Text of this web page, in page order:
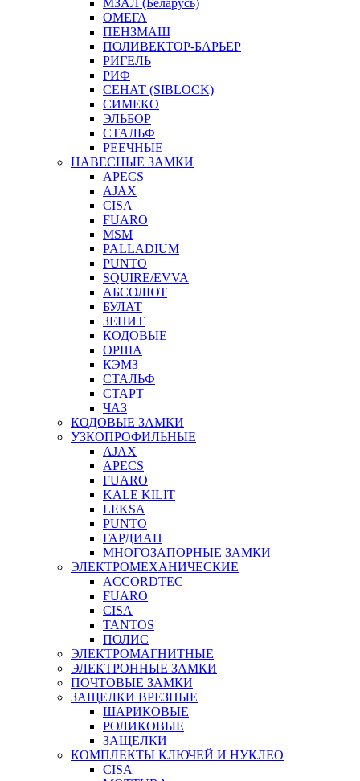
ОМЕГА
ПЕНЗМАШ
ПОЛИВЕКТОР-БАРЬЕР
РИГЕЛЬ
РИФ
СЕНАТ (SIBLOCK)
СИМЕКО
ЭЛЬБОР
СТАЛЬФ
РЕЕЧНЫЕ
НАВЕСНЫЕ ЗАМКИ
APECS
AJAX
CISA
FUARO
MSM
PALLADIUM
PUNTO
SQUIRE/EVVA
АБСОЛЮТ
БУЛАТ
ЗЕНИТ
КОДОВЫЕ
ОРША
КЭМЗ
СТАЛЬФ
СТАРТ
ЧАЗ
КОДОВЫЕ ЗАМКИ
УЗКОПРОФИЛЬНЫЕ
AJAX
APECS
FUARO
KALE KILIT
LEKSA
PUNTO
ГАРДИАН
МНОГОЗАПОРНЫЕ ЗАМКИ
ЭЛЕКТРОМЕХАНИЧЕСКИЕ
ACCORDTEC
FUARO
CISA
TANTOS
ПОЛИС
ЭЛЕКТРОМАГНИТНЫЕ
ЭЛЕКТРОННЫЕ ЗАМКИ
ПОЧТОВЫЕ ЗАМКИ
ЗАЩЕЛКИ ВРЕЗНЫЕ
ШАРИКОВЫЕ
РОЛИКОВЫЕ
ЗАЩЕЛКИ
КОМПЛЕКТЫ КЛЮЧЕЙ И НУКЛЕО
CISA